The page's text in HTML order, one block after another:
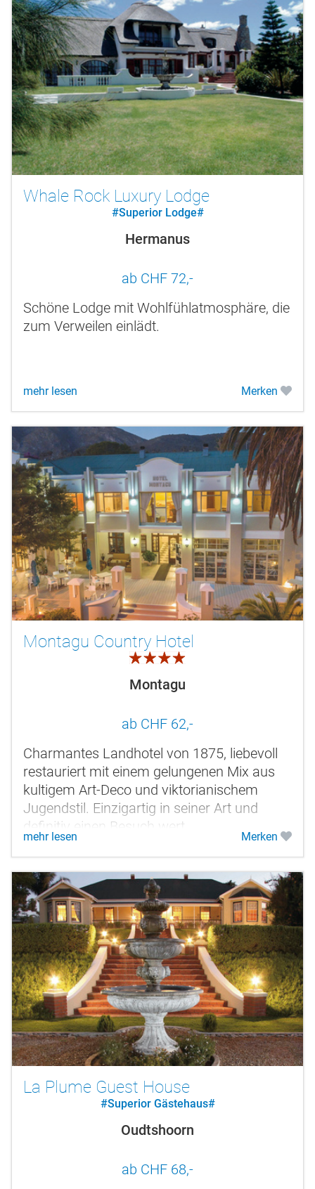
Whale Rock Luxury Lodge
#Superior Lodge#
Hermanus
ab CHF 72,-
Schöne Lodge mit Wohlfühlatmosphäre, die
zum Verweilen einlädt.
mehr lesen Merken
Montagu Country Hotel
4.0
Montagu
ab CHF 62,-
Charmantes Landhotel von 1875, liebevoll
restauriert mit einem gelungenen Mix aus
kultigem Art-Deco und viktorianischem
Jugendstil. Einzigartig in seiner Art und
definitiv einen Besuch wert.
mehr lesen Merken
La Plume Guest House
#Superior Gästehaus#
Oudtshoorn
ab CHF 68,-